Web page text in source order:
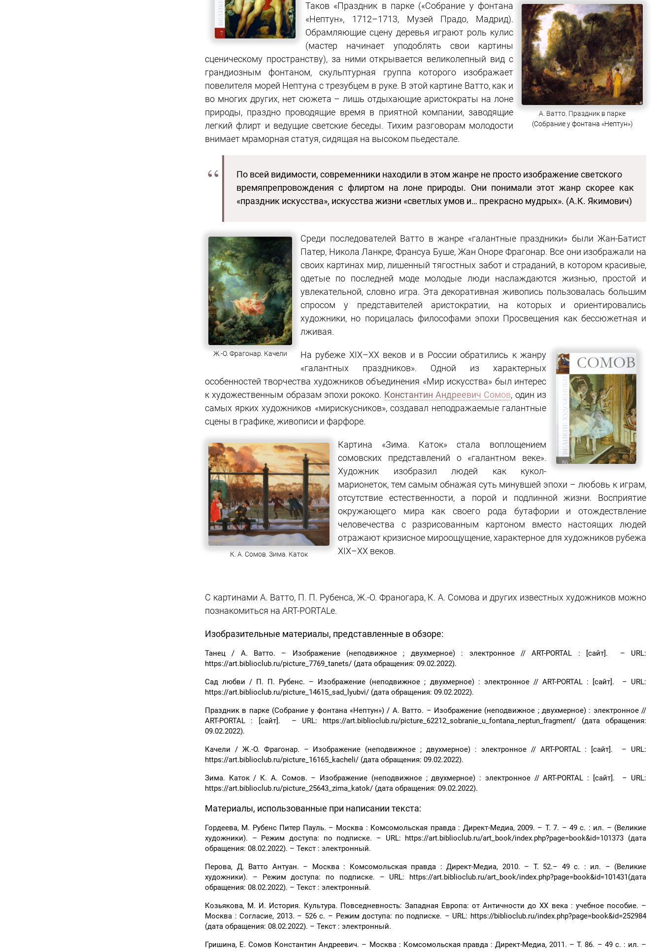
А. Ватто. Праздник в парке
(Собрание у фонтана «Нептун»)
Таков «Праздник в парке («Собрание у фонтана
«Нептун», 1712–1713, Музей Прадо, Мадрид).
Обрамляющие сцену деревья играют роль кулис
(мастер начинает уподоблять свои картины
сценическому пространству), за ними открывается великолепный вид с
грандиозным фонтаном, скульптурная группа которого изображает
повелителя морей Нептуна с трезубцем в руке. В этой картине Ватто, как и
во многих других, нет сюжета – лишь отдыхающие аристократы на лоне
природы, праздно проводящие время в приятной компании, заводящие
легкий флирт и ведущие светские беседы. Тихим разговорам молодости
внимает мраморная статуя, сидящая на высоком пьедестале.
По всей видимости, современники находили в этом жанре не просто изображение светского
времяпрепровождения с флиртом на лоне природы. Они понимали этот жанр скорее как
«праздник искусства», искусства жизни «светлых умов и… прекрасно мудрых». (А.К. Якимович)
Ж.-О. Фрагонар. Качели
Среди последователей Ватто в жанре «галантные праздники» были Жан-Батист
Патер, Никола Ланкре, Франсуа Буше, Жан Оноре Фрагонар. Все они изображали на
своих картинах мир, лишенный тягостных забот и страданий, в котором красивые,
одетые по последней моде молодые люди наслаждаются жизнью, простой и
увлекательной, словно игра. Эта декоративная живопись пользовалась большим
спросом у представителей аристократии, на которых и ориентировались
художники, но порицалась философами эпохи Просвещения как бессюжетная и
лживая.
На рубеже XIX–XX веков и в России обратились к жанру
«галантных праздников». Одной из характерных
особенностей творчества художников объединения «Мир искусства» был интерес
к художественным образам эпохи рококо. Константин Андреевич Сомов, один из
самых ярких художников «мирискусников», создавал неподражаемые галантные
сцены в графике, живописи и фарфоре.
К. А. Сомов. Зима. Каток
Картина «Зима. Каток» стала воплощением
сомовских представлений о «галантном веке».
Художник изобразил людей как кукол-
марионеток, тем самым обнажая суть минувшей эпохи – любовь к играм,
отсутствие естественности, а порой и подлинной жизни. Восприятие
окружающего мира как своего рода бутафории и отождествление
человечества с разрисованным картоном вместо настоящих людей
отражают кризисное мироощущение, характерное для художников рубежа
XIX–XX веков.
С картинами А. Ватто, П. П. Рубенса, Ж.-О. Франогара, К. А. Сомова и других известных художников можно
познакомиться на ART-PORTALe.
Изобразительные материалы, представленные в обзоре:
Танец / А. Ватто. – Изображение (неподвижное ; двухмерное) : электронное // ART-PORTAL : [сайт]. – URL:
https://art.biblioclub.ru/picture_7769_tanets/ (дата обращения: 09.02.2022).
Сад любви / П. П. Рубенс. – Изображение (неподвижное ; двухмерное) : электронное // ART-PORTAL : [сайт]. – URL:
https://art.biblioclub.ru/picture_14615_sad_lyubvi/ (дата обращения: 09.02.2022).
Праздник в парке (Собрание у фонтана «Нептун») / А. Ватто. – Изображение (неподвижное ; двухмерное) : электронное //
ART-PORTAL : [сайт]. – URL: https://art.biblioclub.ru/picture_62212_sobranie_u_fontana_neptun_fragment/ (дата обращения:
09.02.2022).
Качели / Ж.-О. Фрагонар. – Изображение (неподвижное ; двухмерное) : электронное // ART-PORTAL : [сайт]. – URL:
https://art.biblioclub.ru/picture_16165_kacheli/ (дата обращения: 09.02.2022).
Зима. Каток / К. А. Сомов. – Изображение (неподвижное ; двухмерное) : электронное // ART-PORTAL : [сайт]. – URL:
https://art.biblioclub.ru/picture_25643_zima_katok/ (дата обращения: 09.02.2022).
Материалы, использованные при написании текста:
Гордеева, М. Рубенс Питер Пауль. – Москва : Комсомольская правда : Директ-Медиа, 2009. – Т. 7. – 49 с. : ил. – (Великие
художники). – Режим доступа: по подписке. – URL: https://art.biblioclub.ru/art_book/index.php?page=book&id=101373 (дата
обращения: 08.02.2022). – Текст : электронный.
Перова, Д. Ватто Антуан. – Москва : Комсомольская правда : Директ-Медиа, 2010. – Т. 52.– 49 с. : ил. – (Великие
художники). – Режим доступа: по подписке. – URL: https://art.biblioclub.ru/art_book/index.php?page=book&id=101431(дата
обращения: 08.02.2022). – Текст : электронный.
Козьякова, М. И. История. Культура. Повседневность: Западная Европа: от Античности до XX века : учебное пособие. –
Москва : Согласие, 2013. – 526 с. – Режим доступа: по подписке. – URL: https://biblioclub.ru/index.php?page=book&id=252984
(дата обращения: 08.02.2022). – Текст : электронный.
Гришина, Е. Сомов Константин Андреевич. – Москва : Комсомольская правда : Директ-Медиа, 2011. – Т. 86. – 49 с. : ил. –